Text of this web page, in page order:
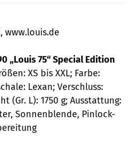
www.louis.de
„Louis 75“ Special Edition
XS bis XXL; Farbe:
Lexan; Verschluss:
(Gr. L): 1750 g; Ausstattung:
Sonnenblende, Pinlock-